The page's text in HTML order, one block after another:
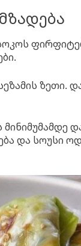
ზეთი.
და სოუსი